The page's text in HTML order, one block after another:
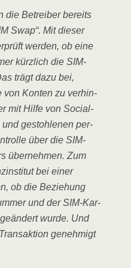
die Betrei­ber bereits
Swap“. Mit die­ser
wer­den, ob eine
kürz­lich die SIM-
trägt dazu bei,
von Kon­ten zu ver­hin­
mit Hil­fe von Social-
und gestoh­le­nen per­
über die SIM-
über­neh­men. Zum
bei einer
ob die Bezie­hung
und der SIM-Kar­
wur­de. Und
geneh­migt